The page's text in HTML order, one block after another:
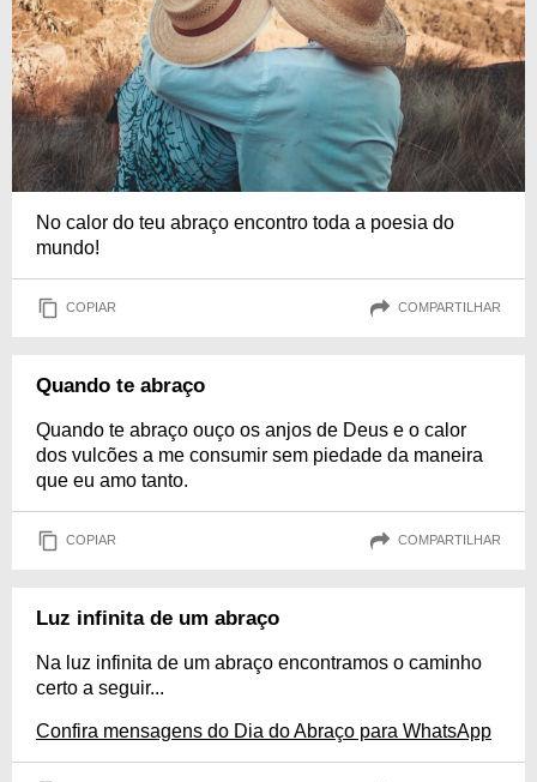
No calor do teu abraço encontro toda a poesia do
mundo!
COPIAR COMPARTILHAR
Quando te abraço
Quando te abraço ouço os anjos de Deus e o calor
dos vulcões a me consumir sem piedade da maneira
que eu amo tanto.
COPIAR COMPARTILHAR
Luz infinita de um abraço
Na luz infinita de um abraço encontramos o caminho
certo a seguir...
Confira mensagens do Dia do Abraço para WhatsApp